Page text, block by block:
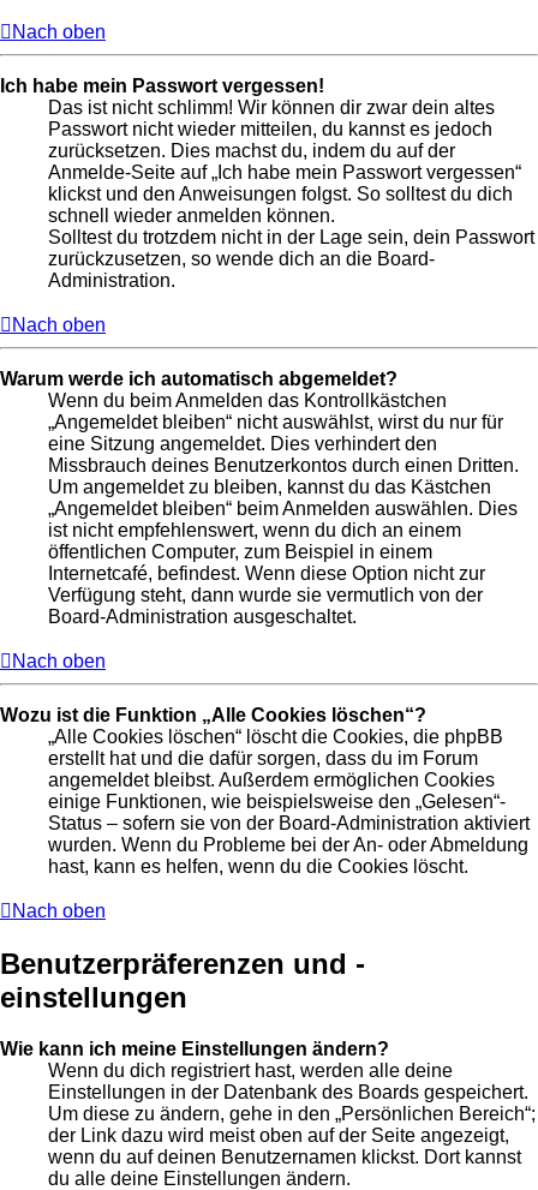
Nach oben
Ich habe mein Passwort vergessen!
Das ist nicht schlimm! Wir können dir zwar dein altes
Passwort nicht wieder mitteilen, du kannst es jedoch
zurücksetzen. Dies machst du, indem du auf der
Anmelde-Seite auf „Ich habe mein Passwort vergessen“
klickst und den Anweisungen folgst. So solltest du dich
schnell wieder anmelden können.
Solltest du trotzdem nicht in der Lage sein, dein Passwort
zurückzusetzen, so wende dich an die Board-
Administration.
Nach oben
Warum werde ich automatisch abgemeldet?
Wenn du beim Anmelden das Kontrollkästchen
„Angemeldet bleiben“ nicht auswählst, wirst du nur für
eine Sitzung angemeldet. Dies verhindert den
Missbrauch deines Benutzerkontos durch einen Dritten.
Um angemeldet zu bleiben, kannst du das Kästchen
„Angemeldet bleiben“ beim Anmelden auswählen. Dies
ist nicht empfehlenswert, wenn du dich an einem
öffentlichen Computer, zum Beispiel in einem
Internetcafé, befindest. Wenn diese Option nicht zur
Verfügung steht, dann wurde sie vermutlich von der
Board-Administration ausgeschaltet.
Nach oben
Wozu ist die Funktion „Alle Cookies löschen“?
„Alle Cookies löschen“ löscht die Cookies, die phpBB
erstellt hat und die dafür sorgen, dass du im Forum
angemeldet bleibst. Außerdem ermöglichen Cookies
einige Funktionen, wie beispielsweise den „Gelesen“-
Status – sofern sie von der Board-Administration aktiviert
wurden. Wenn du Probleme bei der An- oder Abmeldung
hast, kann es helfen, wenn du die Cookies löscht.
Nach oben
Benutzerpräferenzen und -
einstellungen
Wie kann ich meine Einstellungen ändern?
Wenn du dich registriert hast, werden alle deine
Einstellungen in der Datenbank des Boards gespeichert.
Um diese zu ändern, gehe in den „Persönlichen Bereich“;
der Link dazu wird meist oben auf der Seite angezeigt,
wenn du auf deinen Benutzernamen klickst. Dort kannst
du alle deine Einstellungen ändern.